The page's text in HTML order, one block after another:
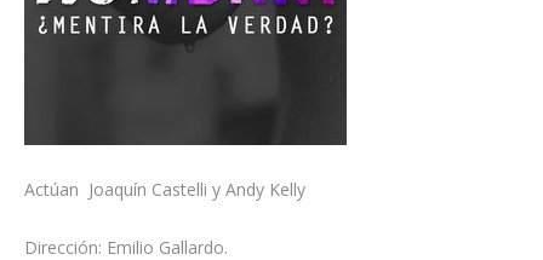
Actúan Joaquín Castelli y Andy Kelly
Dirección: Emilio Gallardo.